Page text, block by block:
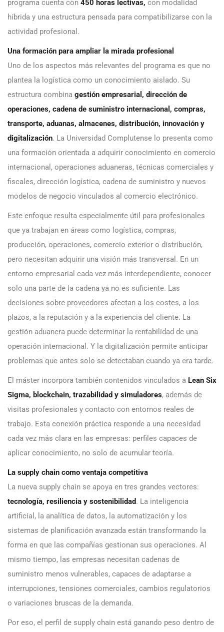
programa cuenta con 450 horas lectivas, con modalidad
híbrida y una estructura pensada para compatibilizarse con la
actividad profesional.
Una formación para ampliar la mirada profesional
Uno de los aspectos más relevantes del programa es que no
plantea la logística como un conocimiento aislado. Su
estructura combina gestión empresarial, dirección de
operaciones, cadena de suministro internacional, compras,
transporte, aduanas, almacenes, distribución, innovación y
digitalización. La Universidad Complutense lo presenta como
una formación orientada a adquirir conocimiento en comercio
internacional, operaciones aduaneras, técnicas comerciales y
fiscales, dirección logística, cadena de suministro y nuevos
modelos de negocio vinculados al comercio electrónico.
Este enfoque resulta especialmente útil para profesionales
que ya trabajan en áreas como logística, compras,
producción, operaciones, comercio exterior o distribución,
pero necesitan adquirir una visión más transversal. En un
entorno empresarial cada vez más interdependiente, conocer
solo una parte de la cadena ya no es suficiente. Las
decisiones sobre proveedores afectan a los costes, a los
plazos, a la reputación y a la experiencia del cliente. La
gestión aduanera puede determinar la rentabilidad de una
operación internacional. Y la digitalización permite anticipar
problemas que antes solo se detectaban cuando ya era tarde.
El máster incorpora también contenidos vinculados a Lean Six
Sigma, blockchain, trazabilidad y simuladores, además de
visitas profesionales y contacto con entornos reales de
trabajo. Esta conexión práctica responde a una necesidad
cada vez más clara en las empresas: perfiles capaces de
aplicar conocimiento, no solo de acumular teoría.
La supply chain como ventaja competitiva
La nueva supply chain se apoya en tres grandes vectores:
tecnología, resiliencia y sostenibilidad. La inteligencia
artificial, la analítica de datos, la automatización y los
sistemas de planificación avanzada están transformando la
forma en que las compañías gestionan sus operaciones. Al
mismo tiempo, las empresas necesitan cadenas de
suministro menos vulnerables, capaces de adaptarse a
interrupciones, tensiones comerciales, cambios regulatorios
o variaciones bruscas de la demanda.
Por eso, el perfil de supply chain está ganando peso dentro de